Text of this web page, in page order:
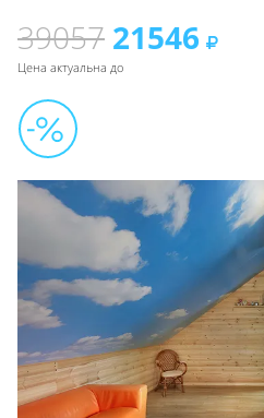
39057 21546
Цена актуальна до